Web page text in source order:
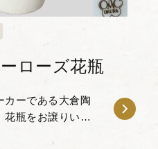
ローズ花瓶
カーである大倉陶
花瓶をお譲りいた
の代名詞とも言え